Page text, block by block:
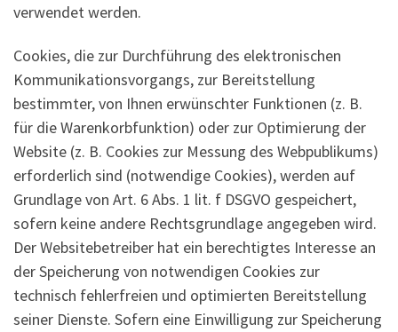
verwendet werden.
Cookies, die zur Durchführung des elektronischen
Kommunikationsvorgangs, zur Bereitstellung
bestimmter, von Ihnen erwünschter Funktionen (z. B.
für die Warenkorbfunktion) oder zur Optimierung der
Website (z. B. Cookies zur Messung des Webpublikums)
erforderlich sind (notwendige Cookies), werden auf
Grundlage von Art. 6 Abs. 1 lit. f DSGVO gespeichert,
sofern keine andere Rechtsgrundlage angegeben wird.
Der Websitebetreiber hat ein berechtigtes Interesse an
der Speicherung von notwendigen Cookies zur
technisch fehlerfreien und optimierten Bereitstellung
seiner Dienste. Sofern eine Einwilligung zur Speicherung